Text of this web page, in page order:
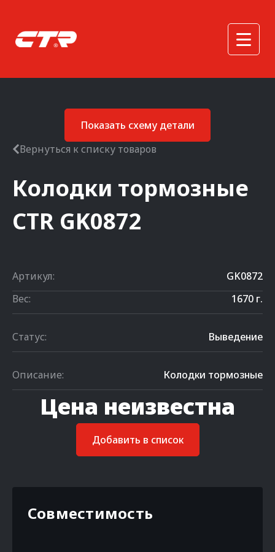
Показать схему детали
Вернуться к списку товаров
Колодки тормозные
CTR GK0872
Артикул:
GK0872
Вес:
1670 г.
Статус: Выведение
Описание: Колодки тормозные
Цена неизвестна
Добавить в список
Совместимость